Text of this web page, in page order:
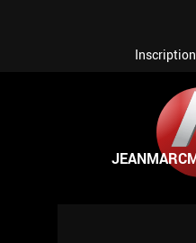
Inscription